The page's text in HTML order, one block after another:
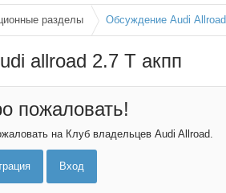
разделы Обсуждение Audi Allroad
allroad 2.7 T акпп
пожаловать!
на Клуб владельцев Audi Allroad.
Вход